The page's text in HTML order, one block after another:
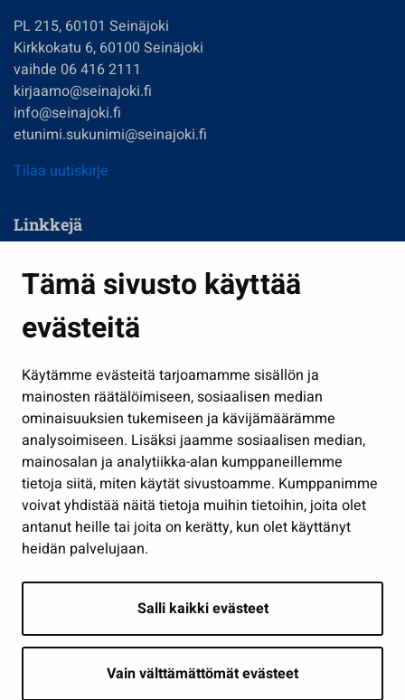
Tämä sivusto käyttää
evästeitä
Käytämme evästeitä tarjoamamme sisällön ja
mainosten räätälöimiseen, sosiaalisen median
ominaisuuksien tukemiseen ja kävijämäärämme
analysoimiseen. Lisäksi jaamme sosiaalisen median,
mainosalan ja analytiikka-alan kumppaneillemme
tietoja siitä, miten käytät sivustoamme. Kumppanimme
voivat yhdistää näitä tietoja muihin tietoihin, joita olet
antanut heille tai joita on kerätty, kun olet käyttänyt
heidän palvelujaan.
Salli kaikki evästeet
Vain välttämättömät evästeet
PL 215, 60101 Seinäjoki
Kirkkokatu 6, 60100 Seinäjoki
vaihde 06 416 2111
kirjaamo@seinajoki.fi
info@seinajoki.fi
etunimi.sukunimi@seinajoki.fi
Tilaa uutiskirje
Linkkejä
Kasvatus ja opetus
Kulttuuri ja liikunta
Työ ja yrittäminen
Osallistu ja asioi
Näytä omat evästeasetukseni
Seuraa meitä